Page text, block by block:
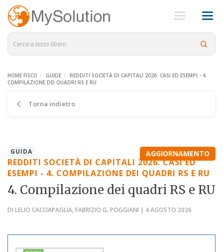
HOME FISCO GUIDE
REDDITI SOCIETÀ DI CAPITALI 2026. CASI ED ESEMPI - 4.
COMPILAZIONE DEI QUADRI RS E RU
Torna indietro
AGGIORNAMENTO
GUIDA
REDDITI SOCIETÀ DI CAPITALI 2026. CASI ED
ESEMPI - 4. COMPILAZIONE DEI QUADRI RS E RU
4. Compilazione dei quadri RS e RU
DI LELIO CACCIAPAGLIA, FABRIZIO G. POGGIANI | 4 AGOSTO 2026